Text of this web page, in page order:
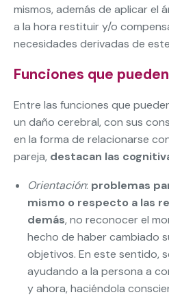
mismos, además de aplicar el
a la hora restituir y/o
necesidades derivadas de
Funciones que
Entre las funciones que
un daño cerebral, con sus
en la forma de relacionarse
pareja, destacan las
Orientación: problemas
mismo o respecto a las
demás, no reconocer el
hecho de haber cambiado
objetivos. En este sentido,
ayudando a la persona a
y ahora, haciéndola